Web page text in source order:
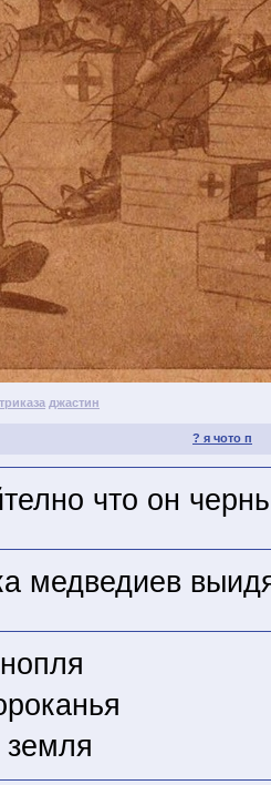
джастин
? я чото п
что он
медведиев
земля